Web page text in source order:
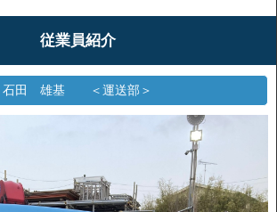
従業員紹介
石田 雄基 ＜運送部＞